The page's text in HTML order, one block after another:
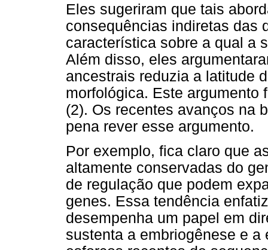
Eles sugeriram que tais
consequências indiretas das
característica sobre a qual a
Além disso, eles
ancestrais reduzia a latitude
morfológica. Este argumento
(2). Os recentes avanços na
pena rever esse argumento.
Por exemplo, fica claro que
altamente conservadas do
de regulação que podem
genes. Essa tendência
desempenha um papel em
sustenta a embriogênese e